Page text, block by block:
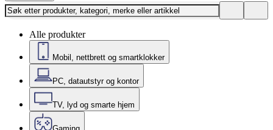
Alle produkter
Mobil, nettbrett og smartklokker
PC, datautstyr og kontor
TV, lyd og smarte hjem